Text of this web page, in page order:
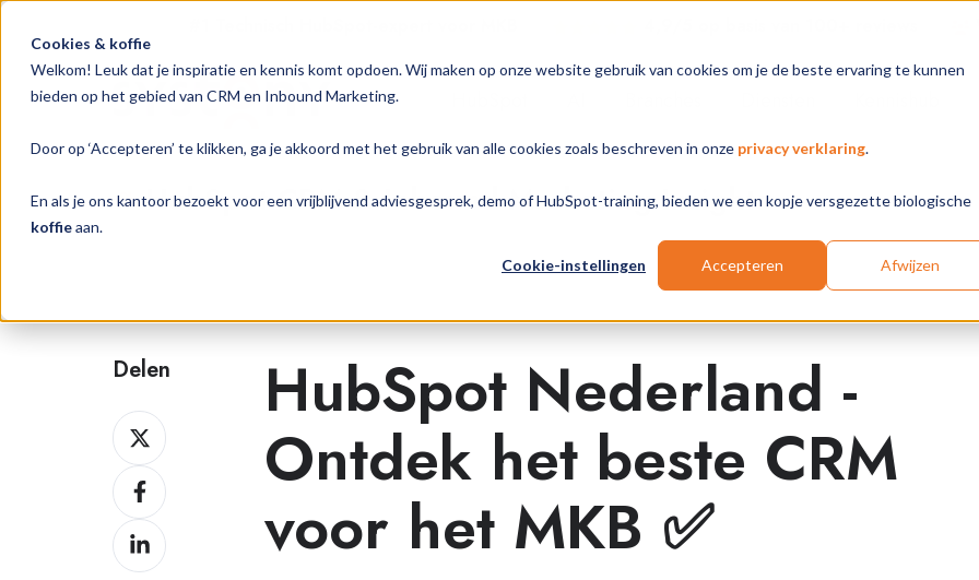
Cookies & koffie
Welkom! Leuk dat je inspiratie en kennis komt opdoen. Wij maken op onze website gebruik van cookies om je de beste ervaring te kunnen
bieden op het gebied van CRM en Inbound Marketing.
Door op ‘Accepteren’ te klikken, ga je akkoord met het gebruik van alle cookies zoals beschreven in onze privacy verklaring.
En als je ons kantoor bezoekt voor een vrijblijvend adviesgesprek, demo of HubSpot-training, bieden we een kopje versgezette biologische
koffieaan.
Cookie-instellingen Accepteren Afwijzen
HubSpot CRM & Inbound Marketing Insights
Delen
Delen
op
Twitter
Delen
op
Facebook
Delen
op
HubSpot Nederland -
Ontdek het beste CRM
voor het MKB ✅